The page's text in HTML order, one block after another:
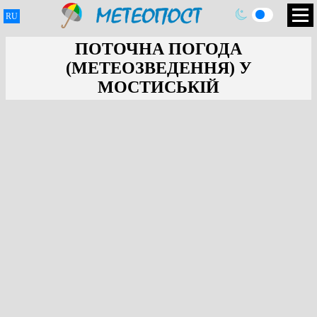
RU
ПОТОЧНА ПОГОДА
(МЕТЕОЗВЕДЕННЯ) У
МОСТИСЬКІЙ